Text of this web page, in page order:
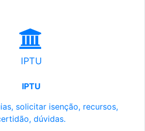
IPTU
IPTU
solicitar isenção, recursos,
dúvidas.